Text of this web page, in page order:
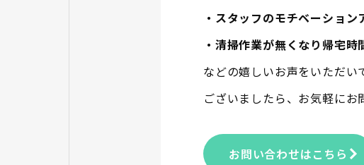
・スタッフのモチベーショ
・清掃作業が無くなり帰宅
などの嬉しいお声をいただい
ございましたら、お気軽にお
お問い合わせはこちら